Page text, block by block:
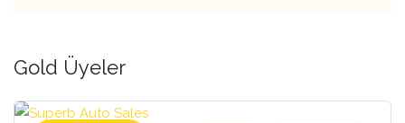
Gold Üyeler